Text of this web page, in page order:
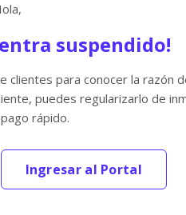
suspendido!
clientes para conocer la razón
puedes regularizarlo de
rápido.
Ingresar al Portal